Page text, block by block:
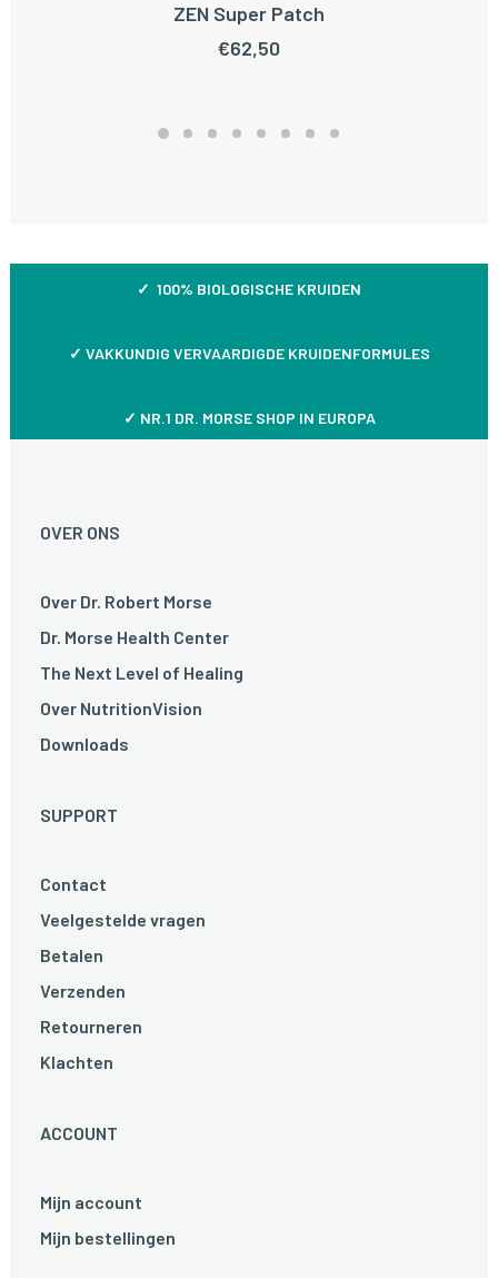
TOEVOEGEN AAN WINKELWAGEN
ZEN Super Patch
€62,50
✓ 100% BIOLOGISCHE KRUIDEN
✓ VAKKUNDIG VERVAARDIGDE KRUIDENFORMULES
✓ NR.1 DR. MORSE SHOP IN EUROPA
OVER ONS
Over Dr. Robert Morse
Dr. Morse Health Center
The Next Level of Healing
Over NutritionVision
Downloads
SUPPORT
Contact
Veelgestelde vragen
Betalen
Verzenden
Retourneren
Klachten
ACCOUNT
Mijn account
Mijn bestellingen